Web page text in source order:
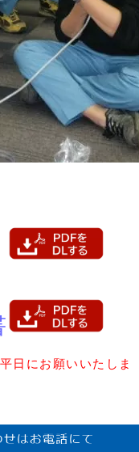
日にお願いいたしま